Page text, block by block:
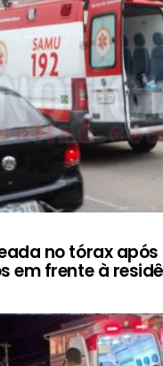
no tórax
em frente à